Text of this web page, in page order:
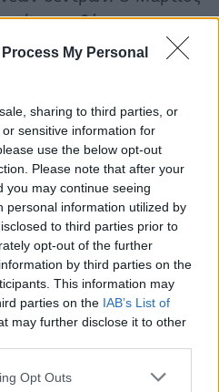
My Personal
sharing to third parties, or
sensitive information for
use the below opt-out
Please note that after your
you may continue seeing
personal information utilized by
to third parties prior to
opt-out of the further
by third parties on the
This information may
parties on the IAB’s List of
may further disclose it to other
Opt Outs
θάμνων και
φράουλες,
και γυμνόριζων
γυμνόριζων δέντρων
ευκολότερη αλλά
προσοχή στο να μην
Γι’ αυτό η φύτευση
εντός μόνο κάποιων
τους. Έτσι η αγορά
με προσοχή.
περίπου έτοιμος να
βολβών που θα ανθίσουν
Αυτοί μπορεί